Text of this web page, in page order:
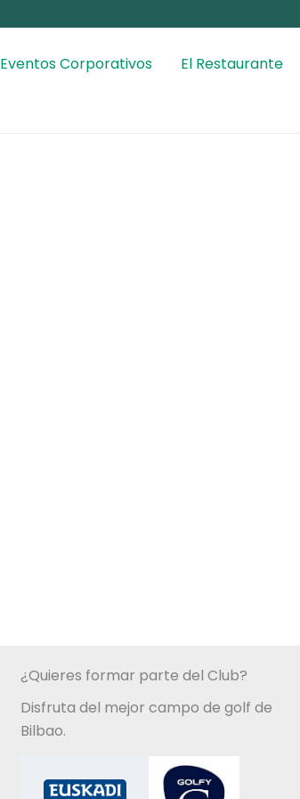
Eventos Corporativos El Restaurante
¿Quieres formar parte del Club?
Disfruta del mejor campo de golf de
Bilbao.